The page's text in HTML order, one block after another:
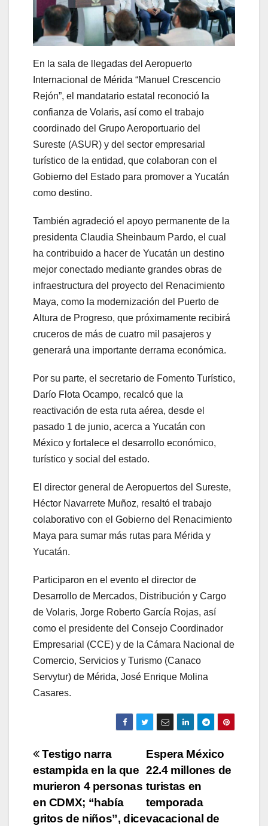
En la sala de llegadas del Aeropuerto
Internacional de Mérida “Manuel Crescencio
Rejón”, el mandatario estatal reconoció la
confianza de Volaris, así como el trabajo
coordinado del Grupo Aeroportuario del
Sureste (ASUR) y del sector empresarial
turístico de la entidad, que colaboran con el
Gobierno del Estado para promover a Yucatán
como destino.
También agradeció el apoyo permanente de la
presidenta Claudia Sheinbaum Pardo, el cual
ha contribuido a hacer de Yucatán un destino
mejor conectado mediante grandes obras de
infraestructura del proyecto del Renacimiento
Maya, como la modernización del Puerto de
Altura de Progreso, que próximamente recibirá
cruceros de más de cuatro mil pasajeros y
generará una importante derrama económica.
Por su parte, el secretario de Fomento Turístico,
Darío Flota Ocampo, recalcó que la
reactivación de esta ruta aérea, desde el
pasado 1 de junio, acerca a Yucatán con
México y fortalece el desarrollo económico,
turístico y social del estado.
El director general de Aeropuertos del Sureste,
Héctor Navarrete Muñoz, resaltó el trabajo
colaborativo con el Gobierno del Renacimiento
Maya para sumar más rutas para Mérida y
Yucatán.
Participaron en el evento el director de
Desarrollo de Mercados, Distribución y Cargo
de Volaris, Jorge Roberto García Rojas, así
como el presidente del Consejo Coordinador
Empresarial (CCE) y de la Cámara Nacional de
Comercio, Servicios y Turismo (Canaco
Servytur) de Mérida, José Enrique Molina
Casares.
Navegación
de
entradas
Espera México
22.4 millones de
turistas en
temporada
vacacional de
Testigo narra
estampida en la que
murieron 4 personas
en CDMX; “había
gritos de niños”, dice